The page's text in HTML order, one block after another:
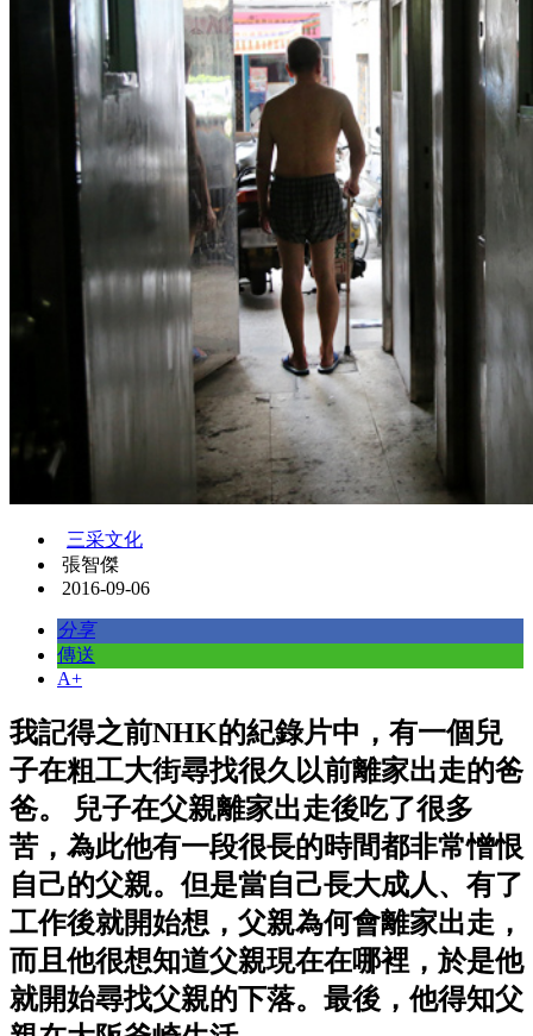
三采文化
張智傑
2016-09-06
分享
傳送
A+
我記得之前NHK的紀錄片中，有一個兒
子在粗工大街尋找很久以前離家出走的爸
爸。 兒子在父親離家出走後吃了很多
苦，為此他有一段很長的時間都非常憎恨
自己的父親。但是當自己長大成人、有了
工作後就開始想，父親為何會離家出走，
而且他很想知道父親現在在哪裡，於是他
就開始尋找父親的下落。最後，他得知父